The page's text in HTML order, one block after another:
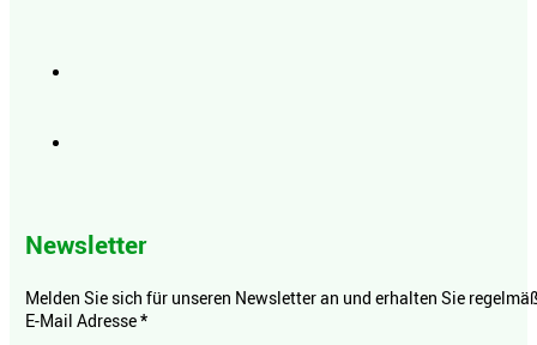
Newsletter
Melden Sie sich für unseren Newsletter an und erhalten Sie
E-Mail Adresse*